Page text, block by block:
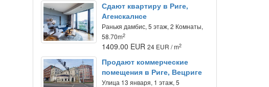
Сдают квартиру в Риге,
Агенскалнсе
Ранькя дамбис, 5 этаж, 2 Комнаты,
58.70m2
1409.00 EUR24 EUR / m2
Продают коммерческие
помещения в Риге, Вецриге
Улица 13 января, 1 этаж, 5